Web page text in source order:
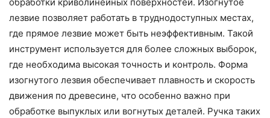
лезвие позволяет работать в труднодоступных местах,
где прямое лезвие может быть неэффективным. Такой
инструмент используется для более сложных выборок,
где необходима высокая точность и контроль. Форма
изогнутого лезвия обеспечивает плавность и скорость
движения по древесине, что особенно важно при
обработке выпуклых или вогнутых деталей. Ручка таких